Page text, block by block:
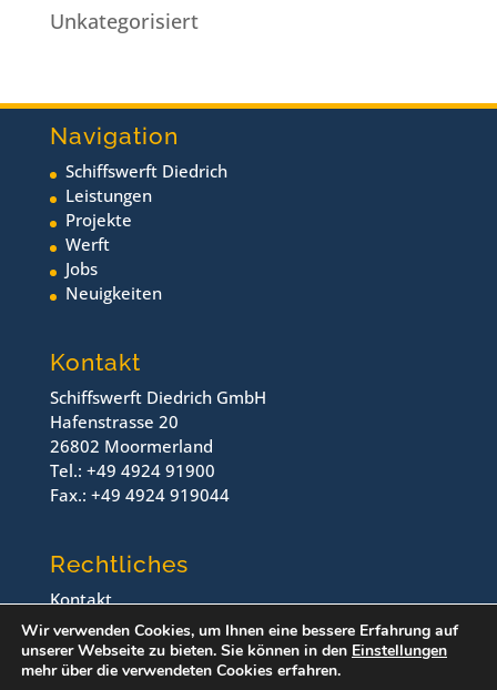
Unkategorisiert
Navigation
Schiffswerft Diedrich
Leistungen
Projekte
Werft
Jobs
Neuigkeiten
Kontakt
Schiffswerft Diedrich GmbH
Hafenstrasse 20
26802 Moormerland
Tel.: +49 4924 91900
Fax.: +49 4924 919044
Rechtliches
Kontakt
Impressum
Datenschutz
Wir verwenden Cookies, um Ihnen eine bessere Erfahrung auf
unserer Webseite zu bieten. Sie können in den Einstellungen
mehr über die verwendeten Cookies erfahren.